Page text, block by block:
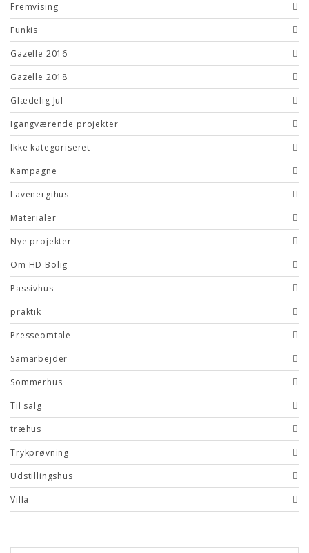
Fremvising
Funkis
Gazelle 2016
Gazelle 2018
Glædelig Jul
Igangværende projekter
Ikke kategoriseret
Kampagne
Lavenergihus
Materialer
Nye projekter
Om HD Bolig
Passivhus
praktik
Presseomtale
Samarbejder
Sommerhus
Til salg
træhus
Trykprøvning
Udstillingshus
Villa